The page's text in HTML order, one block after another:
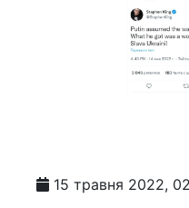
15 травня 2022,